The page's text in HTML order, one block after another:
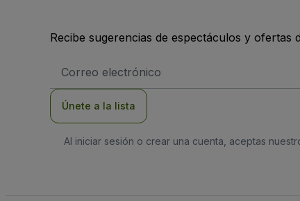
Recibe sugerencias de espectáculos y ofertas
de
Únete a la lista
Al iniciar sesión o crear una cuenta, aceptas